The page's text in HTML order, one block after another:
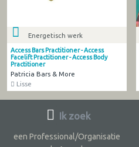
Energetisch werk
Access Bars Practitioner - Access
Facelift Practitioner - Access Body
Practitioner
Patricia Bars & More
Lisse
Ik zoek
een Professional/Organisatie